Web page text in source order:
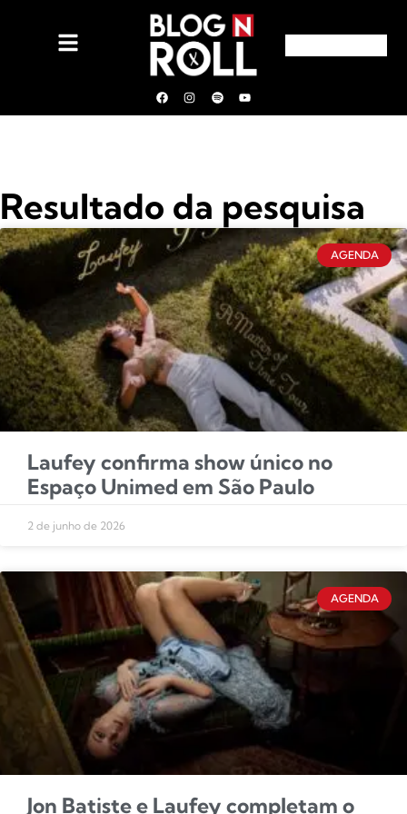
Resultado da pesquisa
AGENDA
Laufey confirma show único no
Espaço Unimed em São Paulo
2 de junho de 2026
AGENDA
Jon Batiste e Laufey completam o